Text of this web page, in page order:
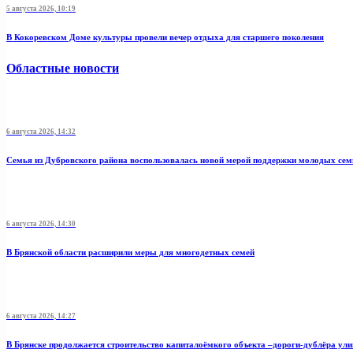
5 августа 2026, 10:19
В Кокоревском Доме культуры провели вечер отдыха для старшего поколения
Областные новости
6 августа 2026, 14:32
Семья из Дубровского района воспользовалась новой мерой поддержки молодых
6 августа 2026, 14:30
В Брянской области расширили меры для многодетных семей
6 августа 2026, 14:27
В Брянске продолжается строительство капиталоёмкого объекта –дороги-дублёра